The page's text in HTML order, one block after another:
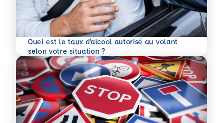
Quel est le taux d’alcool autorisé au volant
selon votre situation ?
En savoir plus